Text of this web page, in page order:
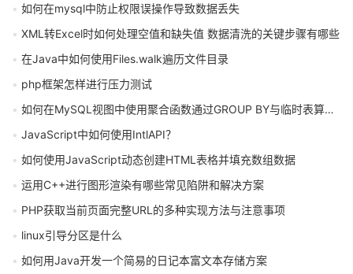
如何在mysql中防止权限误操作导致数据丢失
XML转Excel时如何处理空值和缺失值 数据清洗的关键步骤有哪些
在Java中如何使用Files.walk遍历文件目录
php框架怎样进行压力测试
如何在MySQL视图中使用聚合函数通过GROUP BY与临时表算法实现
JavaScript中如何使用IntlAPI？
如何使用JavaScript动态创建HTML表格并填充数组数据
运用C++进行图形渲染有哪些常见陷阱和解决方案
PHP获取当前页面完整URL的多种实现方法与注意事项
linux引导分区是什么
如何用Java开发一个简易的日记本富文本存储方案